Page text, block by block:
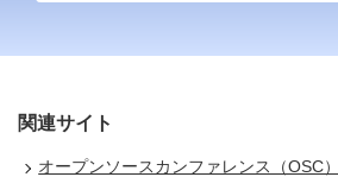
関連サイト
オープンソースカンファレンス（OSC）